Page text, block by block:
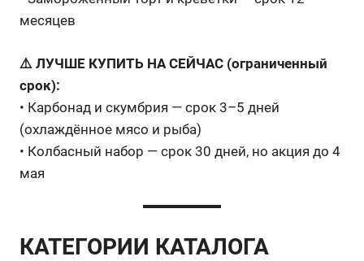
месяцев
⚠️ ЛУЧШЕ КУПИТЬ НА СЕЙЧАС (ограниченный
срок):
• Карбонад и скумбрия — срок 3–5 дней
(охлаждённое мясо и рыба)
• Колбасный набор — срок 30 дней, но акция до 4
мая
КАТЕГОРИИ КАТАЛОГА